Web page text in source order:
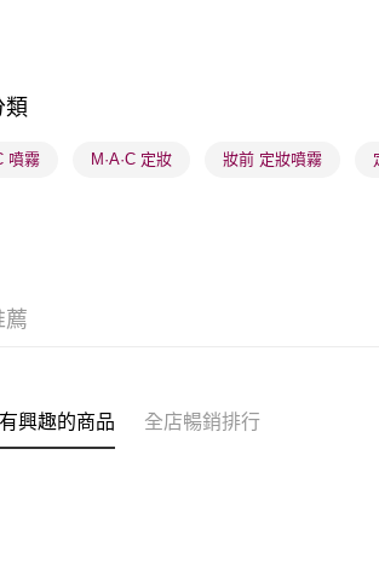
類
噴霧 M·A·C 定妝 妝前 定妝噴霧
薦
興趣的商品 全店暢銷排行